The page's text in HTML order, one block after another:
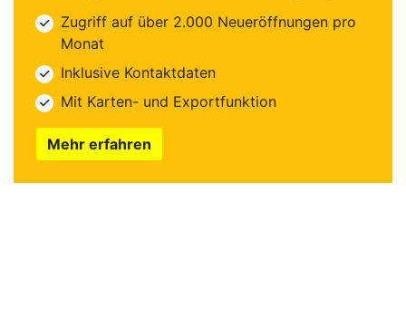
Zugriff auf über 2.000 Neueröffnungen pro
Monat
Inklusive Kontaktdaten
Mit Karten- und Exportfunktion
Mehr erfahren